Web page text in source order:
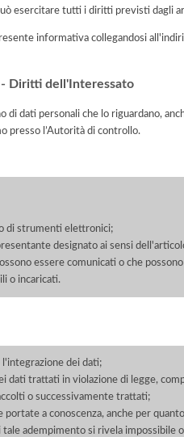
esercitare tutti i diritti previsti dagli
informativa collegandosi
- Diritti dell'Interessato
dati personali che lo riguardano,
presso l’Autorità di controllo.
di strumenti elettronici;
designato ai sensi
essere comunicati o che
o incaricati.
l'integrazione dei dati;
dati trattati in violazione di legge,
o successivamente trattati;
a conoscenza, anche per
adempimento si rivela impossibile